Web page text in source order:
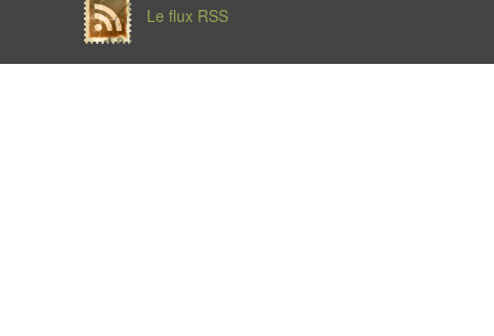
Le flux RSS